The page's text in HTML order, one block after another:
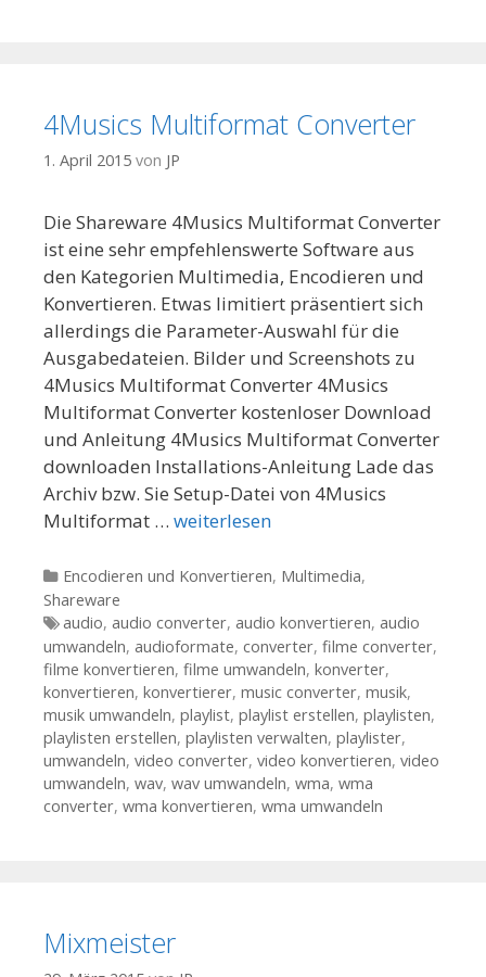
4Musics Multiformat Converter
1. April 2015 von JP
Die Shareware 4Musics Multiformat Converter
ist eine sehr empfehlenswerte Software aus
den Kategorien Multimedia, Encodieren und
Konvertieren. Etwas limitiert präsentiert sich
allerdings die Parameter-Auswahl für die
Ausgabedateien. Bilder und Screenshots zu
4Musics Multiformat Converter 4Musics
Multiformat Converter kostenloser Download
und Anleitung 4Musics Multiformat Converter
downloaden Installations-Anleitung Lade das
Archiv bzw. Sie Setup-Datei von 4Musics
Multiformat … weiterlesen
Kategorien
Encodieren und Konvertieren, Multimedia,
Shareware
Tags
audio, audio converter, audio konvertieren, audio
umwandeln, audioformate, converter, filme converter,
filme konvertieren, filme umwandeln, konverter,
konvertieren, konvertierer, music converter, musik,
musik umwandeln, playlist, playlist erstellen, playlisten,
playlisten erstellen, playlisten verwalten, playlister,
umwandeln, video converter, video konvertieren, video
umwandeln, wav, wav umwandeln, wma, wma
converter, wma konvertieren, wma umwandeln
Mixmeister